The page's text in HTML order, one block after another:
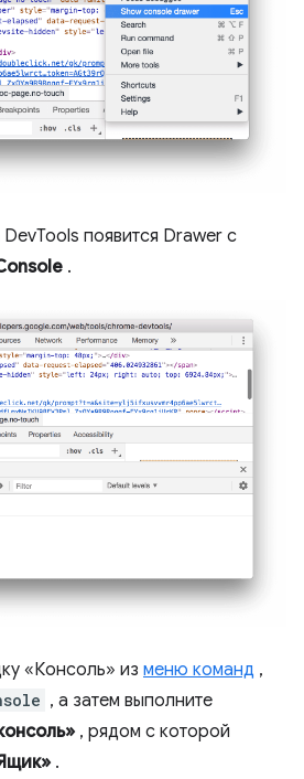
появится Drawer с
.
«Консоль» из меню команд ,
, а затем выполните
, рядом с которой
.